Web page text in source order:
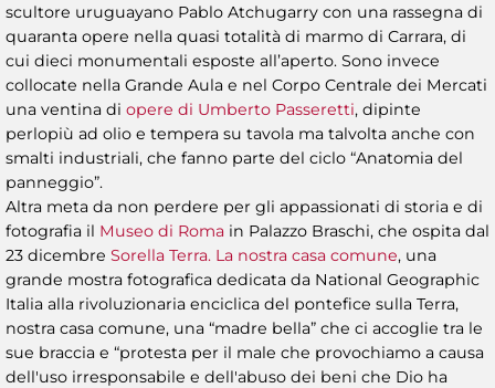
scultore uruguayano Pablo Atchugarry con una rassegna di
quaranta opere nella quasi totalità di marmo di Carrara, di
cui dieci monumentali esposte all’aperto. Sono invece
collocate nella Grande Aula e nel Corpo Centrale dei Mercati
una ventina di opere di Umberto Passeretti, dipinte
perlopiù ad olio e tempera su tavola ma talvolta anche con
smalti industriali, che fanno parte del ciclo “Anatomia del
panneggio”.
Altra meta da non perdere per gli appassionati di storia e di
fotografia il Museo di Roma in Palazzo Braschi, che ospita dal
23 dicembre Sorella Terra. La nostra casa comune, una
grande mostra fotografica dedicata da National Geographic
Italia alla rivoluzionaria enciclica del pontefice sulla Terra,
nostra casa comune, una “madre bella” che ci accoglie tra le
sue braccia e “protesta per il male che provochiamo a causa
dell'uso irresponsabile e dell'abuso dei beni che Dio ha